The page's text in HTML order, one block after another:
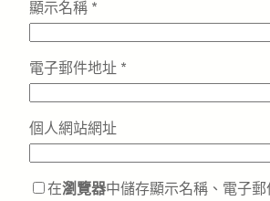
顯示名稱 *
電子郵件地址 *
個人網站網址
在瀏覽器中儲存顯示名稱、電子